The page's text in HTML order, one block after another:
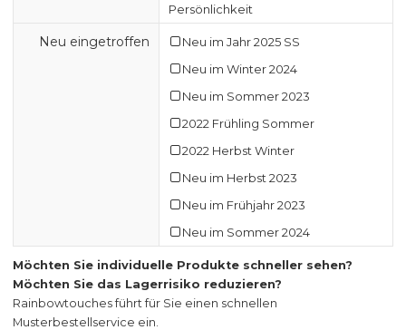
Persönlichkeit
Neu eingetroffen
Neu im Jahr 2025 SS
Neu im Winter 2024
Neu im Sommer 2023
2022 Frühling Sommer
2022 Herbst Winter
Neu im Herbst 2023
Neu im Frühjahr 2023
Neu im Sommer 2024
Möchten Sie individuelle Produkte schneller sehen?
Möchten Sie das Lagerrisiko reduzieren?
Rainbowtouches führt für Sie einen schnellen
Musterbestellservice ein.